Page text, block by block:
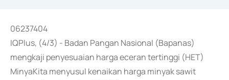
06237404
IQPlus, (4/3) - Badan Pangan Nasional (Bapanas)
mengkaji penyesuaian harga eceran tertinggi (HET)
MinyaKita menyusul kenaikan harga minyak sawit